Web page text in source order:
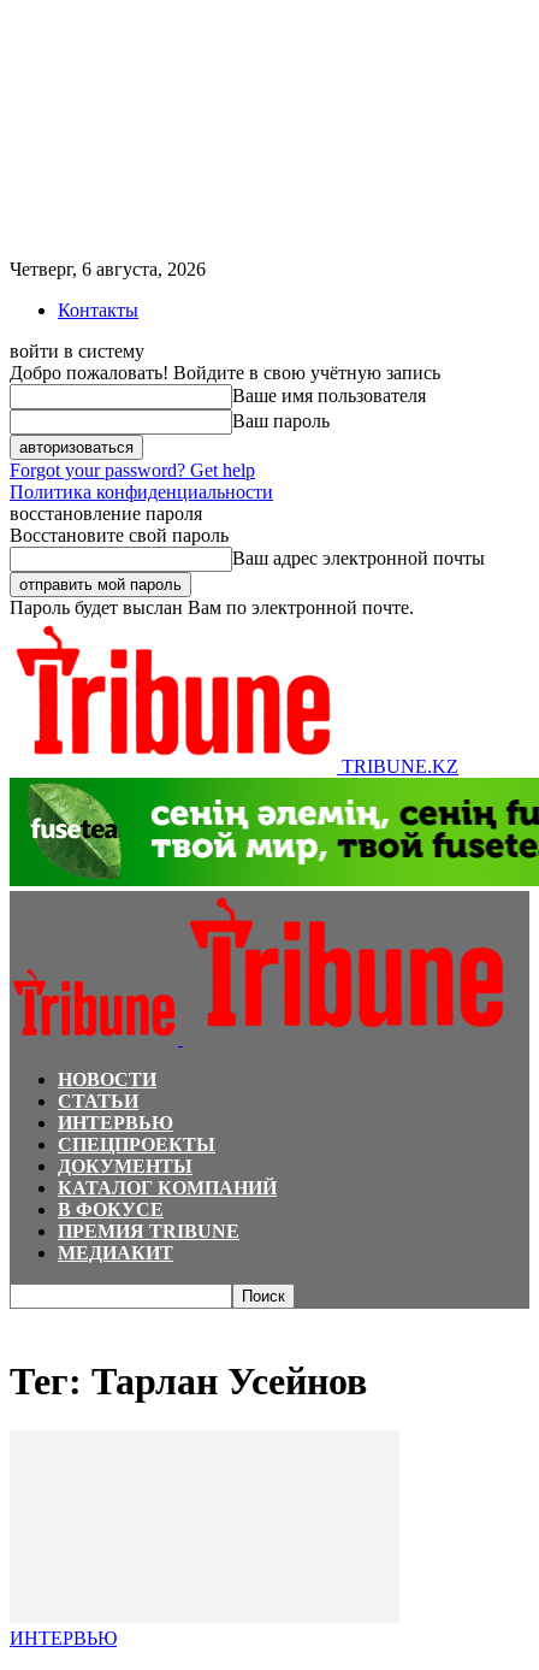
Четверг, 6 августа, 2026
Контакты
войти в систему
Добро пожаловать! Войдите в свою учётную запись
Ваше имя пользователя
Ваш пароль
Forgot your password? Get help
Политика конфиденциальности
восстановление пароля
Восстановите свой пароль
Ваш адрес электронной почты
Пароль будет выслан Вам по электронной почте.
TRIBUNE.KZ
НОВОСТИ
СТАТЬИ
ИНТЕРВЬЮ
СПЕЦПРОЕКТЫ
ДОКУМЕНТЫ
КАТАЛОГ КОМПАНИЙ
В ФОКУСЕ
ПРЕМИЯ TRIBUNE
МЕДИАКИТ
Тег: Тарлан Усейнов
ИНТЕРВЬЮ